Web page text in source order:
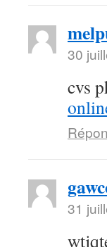
30
cvs
31